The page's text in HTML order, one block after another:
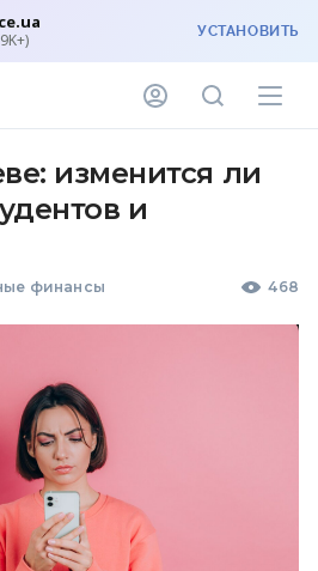
УСТАНОВИТЬ
изменится ли
и
финансы 468